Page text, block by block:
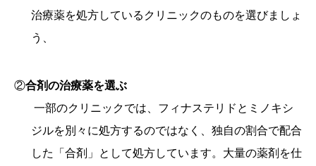
治療薬を処方しているクリニックのものを選びましょ
う、
②合剤の治療薬を選ぶ
一部のクリニックでは、フィナステリドとミノキシ
ジルを別々に処方するのではなく、独自の割合で配合
した「合剤」として処方しています。大量の薬剤を仕